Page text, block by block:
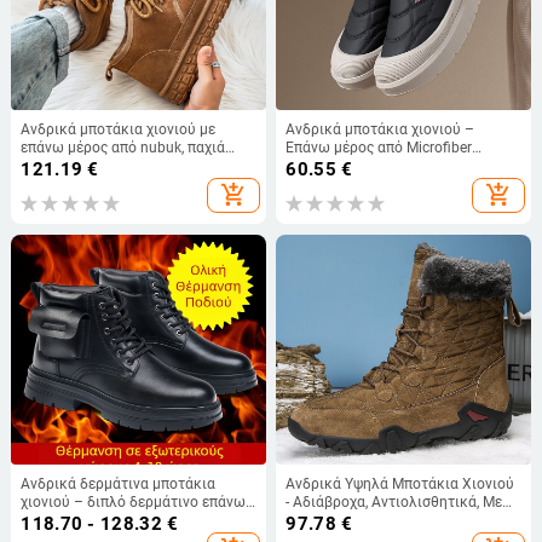
Ανδρικά μποτάκια χιονιού με
επάνω μέρος από nubuk, παχιά
σόλα, αντιολισθητική καουτσούκ
εξωτερική σόλα και επένδυση από
μαλλί προβάτου (Χειμώνας 2025)
121.19 €
add_shopping_cart
Ανδρικά μποτάκια χιονιού –
Επάνω μέρος από Microfiber
Leather, Εσωτερική επένδυση από
συνθετικό γούννο, PU σόλα, Velcro
κλείσιμο, Διατήρηση Θερμότητας
60.55 €
add_shopping_cart
Ανδρικά δερμάτινα μποτάκια
χιονιού – διπλό δερμάτινο επάνω
μέρος, μαλλί εσωτερικά,
αντιολισθητική καουτσούκ σόλα,
118.70 - 128.32 €
Ανδρικά Υψηλά Μποτάκια Χιονιού
- Αδιάβροχα, Αντιολισθητικά, Με
Γνήσιο Δέρμα, Εσωτερική
Επένδυση από Ψεύτικη Γούνα, Με
97.78 €